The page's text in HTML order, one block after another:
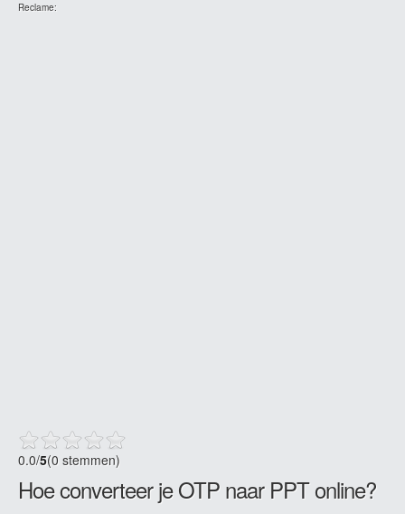
Reclame:
0.0/5(0 stemmen)
Hoe converteer je OTP naar PPT online?